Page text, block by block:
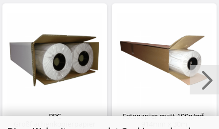
PPC
Fotopapier matt 190g/m²,